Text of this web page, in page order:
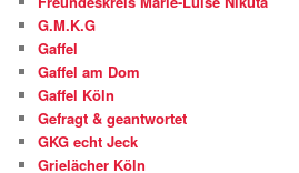
G.M.K.G
Gaffel
Gaffel am Dom
Gaffel Köln
Gefragt & geantwortet
GKG echt Jeck
Grielächer Köln